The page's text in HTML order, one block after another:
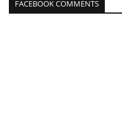
FACEBOOK COMMENTS